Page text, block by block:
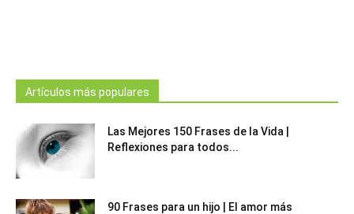
Artículos más populares
Las Mejores 150 Frases de la Vida |
Reflexiones para todos...
90 Frases para un hijo | El amor más